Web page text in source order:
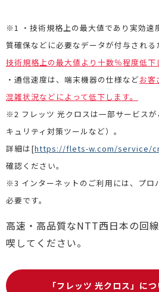
※1 ・技術規格上の最大値であり実効速
質確保などに必要なデータが付与される
技術規格上の最大値より十数％程度低下
・通信速度は、端末機器の仕様などお客
混雑状況などによって低下します。
※2 フレッツ 光クロスは一部サービス
キュリティ対策ツールなど）。
詳細は[https://flets-w.com/service/
確認ください。
※3 インターネットのご利用には、プロ
必要です。
高速・高品質なNTT西日本の回
喫してください。
「フレッツ 光クロス」に